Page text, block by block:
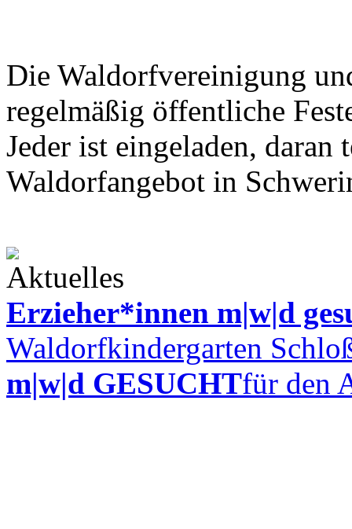
Die Waldorfvereinigung
regelmäßig öffentliche
Jeder ist eingeladen, daran
Waldorfangebot in
Erzieher*innen m|w|d
Waldorfkindergarten
m|w|d GESUCHTfür den